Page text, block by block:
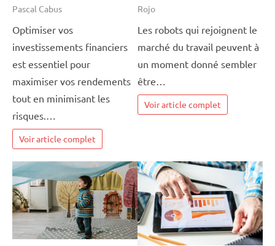
Pascal Cabus
Optimiser vos
investissements financiers
est essentiel pour
maximiser vos rendements
tout en minimisant les
risques.…
Voir article complet
Rojo
Les robots qui rejoignent le
marché du travail peuvent à
un moment donné sembler
être…
Voir article complet